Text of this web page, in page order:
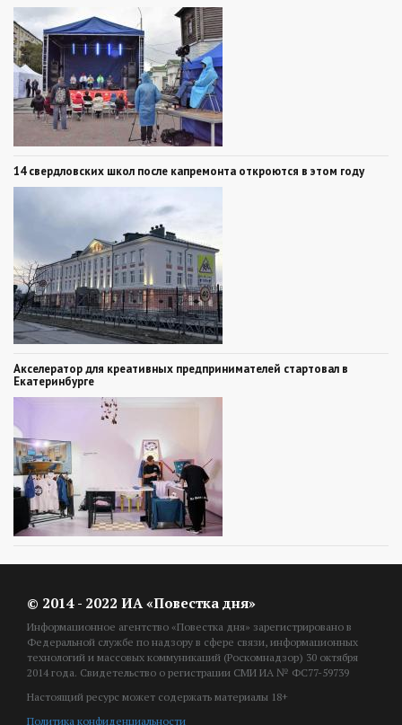
14 свердловских школ после капремонта откроются в этом году
Акселератор для креативных предпринимателей стартовал в
Екатеринбурге
© 2014 - 2022 ИА «Повестка дня»
Информационное агентство «Повестка дня» зарегистрировано в
Федеральной службе по надзору в сфере связи, информационных
технологий и массовых коммуникаций (Роскомнадзор) 30 октября
2014 года. Свидетельство о регистрации СМИ ИА № ФС77-59739
Настоящий ресурс может содержать материалы 18+
Политика конфиденциальности